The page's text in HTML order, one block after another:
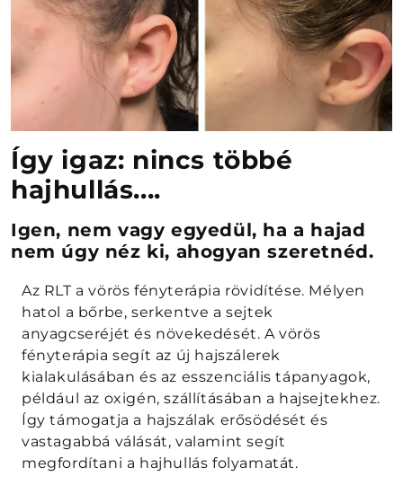
Így igaz: nincs többé
hajhullás....
Igen, nem vagy egyedül, ha a hajad
nem úgy néz ki, ahogyan szeretnéd.
Az RLT a vörös fényterápia rövidítése. Mélyen
hatol a bőrbe, serkentve a sejtek
anyagcseréjét és növekedését. A vörös
fényterápia segít az új hajszálerek
kialakulásában és az esszenciális tápanyagok,
például az oxigén, szállításában a hajsejtekhez.
Így támogatja a hajszálak erősödését és
vastagabbá válását, valamint segít
megfordítani a hajhullás folyamatát.